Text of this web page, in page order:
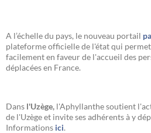
A l’échelle du pays, le nouveau portail
plateforme officielle de l'état qui
facilement en faveur de l'accueil des
déplacées en France.
Dans l'Uzège, l'Aphyllanthe soutient
de l'Uzège et invite ses adhérents à y
Informations ici.